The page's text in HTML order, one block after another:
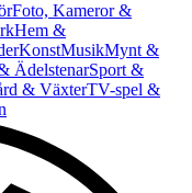
Foto, Kameror &
Hem &
KonstMusikMynt &
ÄdelstenarSport &
& VäxterTV-spel &